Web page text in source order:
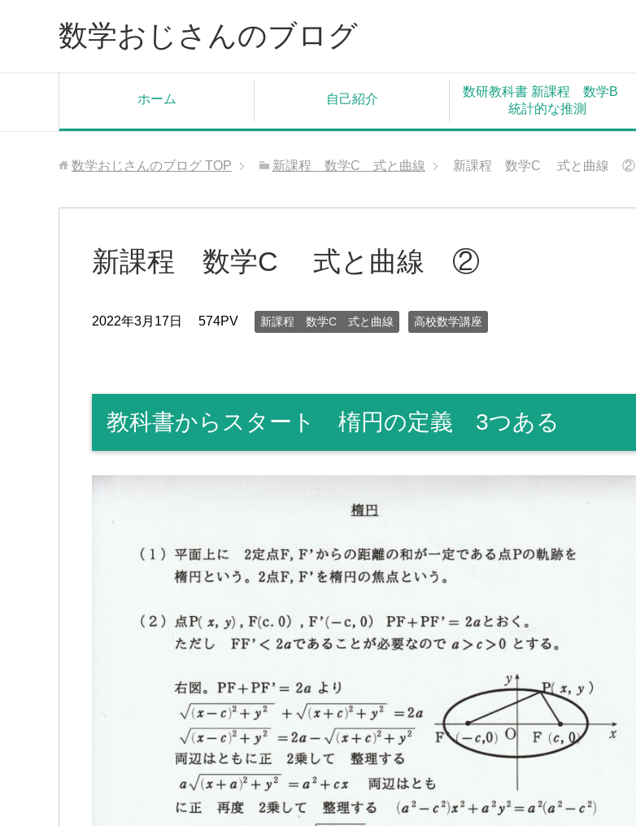
数学おじさんのブログ
ホーム 自己紹介
数研教科書 新課程 数学B
統計的な推測
数学おじさんのブログ TOP 新課程 数学C 式と曲線 新課程 数学C 式と曲線 ②
新課程 数学C 式と曲線 ②
2022年3月17日 574PV 新課程 数学C 式と曲線 高校数学講座
教科書からスタート 楕円の定義 3つある